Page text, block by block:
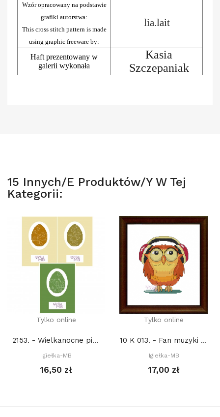
Wzór opracowany na podstawie
grafiki autorstwa:
This cross stitch pattern is made
using graphic freeware by:
lia.lait
Haft prezentowany w
galerii wykonała
Kasia
Szczepaniak
15 Innych/e Produktów/y W Tej
Kategorii:
Tylko online
2153. - Wielkanocne pisanki (PDF)
Igiełka-MB
16,50 zł
Tylko online
10 K 013. - Fan muzyki (PDF)
Igiełka-MB
17,00 zł